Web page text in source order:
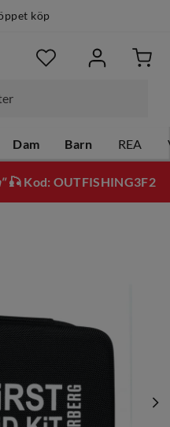
köp
Dam Barn REA
🎣 Kod: OUTFISHING3F2